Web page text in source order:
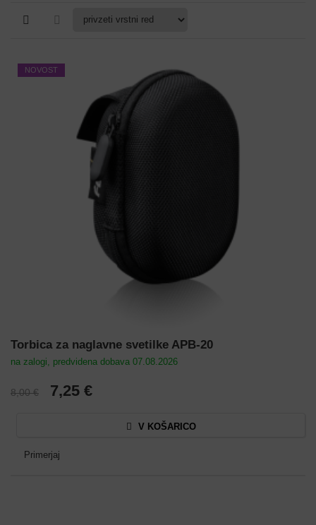
NOVOST
Torbica za naglavne svetilke APB-20
na zalogi, predvidena dobava 07.08.2026
8,00 € 7,25 €
V KOŠARICO
Primerjaj